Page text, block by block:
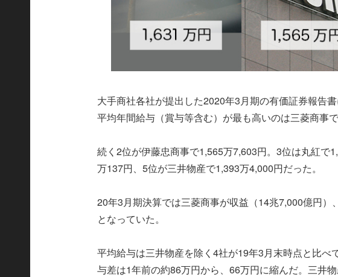
大手商社各社が提出した2020年3月期の有価証券報告
平均年間給与（賞与等含む）が最も高いのは三菱商事
続く2位が伊藤忠商事で1,565万7,603円。3位は丸紅で
万137円、5位が三井物産で1,393万4,000円だった。
20年3月期決算では三菱商事が収益（14兆7,000億円
となっていた。
平均給与は三井物産を除く4社が19年3月末時点と比
与差は1年前の約86万円から、66万円に縮んだ。三井